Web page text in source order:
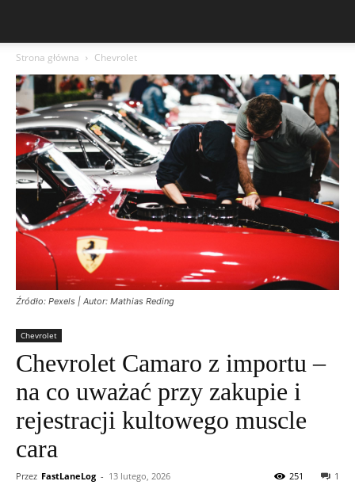
Strona główna Chevrolet
Źródło: Pexels | Autor: Mathias Reding
Chevrolet
Chevrolet Camaro z importu –
na co uważać przy zakupie i
rejestracji kultowego muscle
cara
Przez FastLaneLog - 13 lutego, 2026 1
251